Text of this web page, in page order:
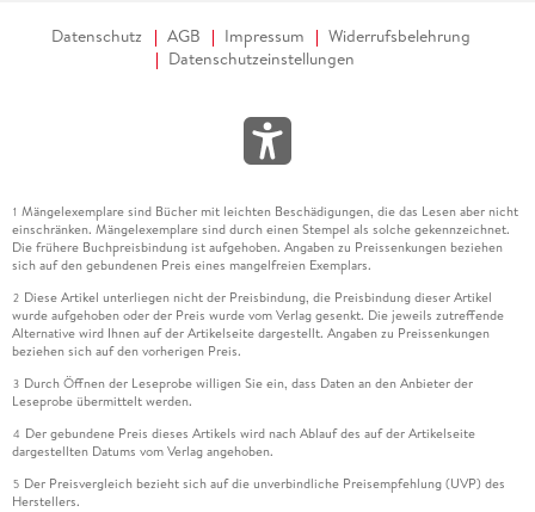
Datenschutz AGB Impressum
Widerrufsbelehrung
Datenschutzeinstellungen
1 Mängelexemplare sind Bücher mit leichten Beschädigungen, die das Lesen aber nicht
einschränken. Mängelexemplare sind durch einen Stempel als solche gekennzeichnet.
Die frühere Buchpreisbindung ist aufgehoben. Angaben zu Preissenkungen beziehen
sich auf den gebundenen Preis eines mangelfreien Exemplars.
2 Diese Artikel unterliegen nicht der Preisbindung, die Preisbindung dieser Artikel
wurde aufgehoben oder der Preis wurde vom Verlag gesenkt. Die jeweils zutreffende
Alternative wird Ihnen auf der Artikelseite dargestellt. Angaben zu Preissenkungen
beziehen sich auf den vorherigen Preis.
3 Durch Öffnen der Leseprobe willigen Sie ein, dass Daten an den Anbieter der
Leseprobe übermittelt werden.
4 Der gebundene Preis dieses Artikels wird nach Ablauf des auf der Artikelseite
dargestellten Datums vom Verlag angehoben.
5 Der Preisvergleich bezieht sich auf die unverbindliche Preisempfehlung (UVP) des
Herstellers.